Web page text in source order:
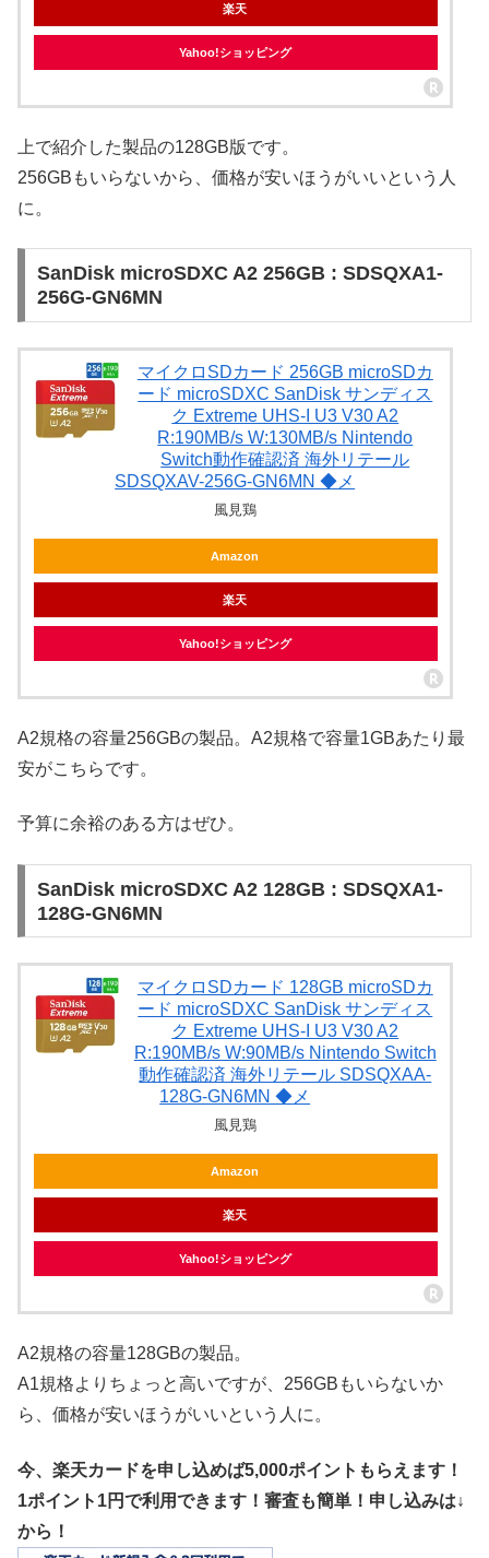
楽天
Yahoo!ショッピング
上で紹介した製品の128GB版です。
256GBもいらないから、価格が安いほうがいいという人
に。
SanDisk microSDXC A2 256GB : SDSQXA1-
256G-GN6MN
マイクロSDカード 256GB microSDカ
ード microSDXC SanDisk サンディス
ク Extreme UHS-I U3 V30 A2
R:190MB/s W:130MB/s Nintendo
Switch動作確認済 海外リテール
SDSQXAV-256G-GN6MN ◆メ
風見鶏
Amazon
楽天
Yahoo!ショッピング
A2規格の容量256GBの製品。A2規格で容量1GBあたり最
安がこちらです。
予算に余裕のある方はぜひ。
SanDisk microSDXC A2 128GB : SDSQXA1-
128G-GN6MN
マイクロSDカード 128GB microSDカ
ード microSDXC SanDisk サンディス
ク Extreme UHS-I U3 V30 A2
R:190MB/s W:90MB/s Nintendo Switch
動作確認済 海外リテール SDSQXAA-
128G-GN6MN ◆メ
風見鶏
Amazon
楽天
Yahoo!ショッピング
A2規格の容量128GBの製品。
A1規格よりちょっと高いですが、256GBもいらないか
ら、価格が安いほうがいいという人に。
今、楽天カードを申し込めば5,000ポイントもらえます！
1ポイント1円で利用できます！審査も簡単！申し込みは↓
から！